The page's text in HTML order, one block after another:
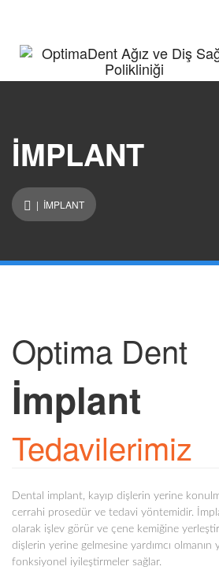
İMPLANT
| İMPLANT
Optima Dent
İmplant
Tedavilerimiz
Dental implant, kayıp dişlerin yerine
cerrahi prosedür ve tedavi yöntemidir.
olarak işlev görür ve çene kemiğine
dişlerin yerine gelmesine yardımcı olmanın
fonksiyonel iyileştirmeler sağlar.